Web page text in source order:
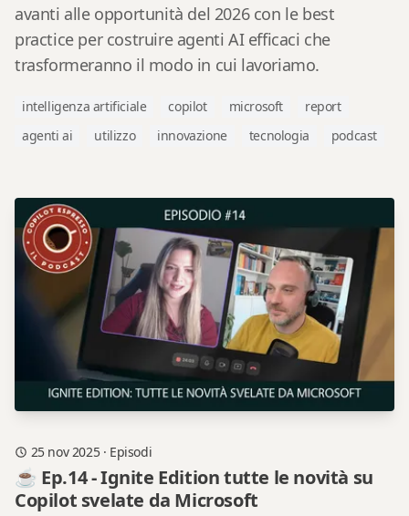
avanti alle opportunità del 2026 con le best
practice per costruire agenti AI efficaci che
trasformeranno il modo in cui lavoriamo.
intelligenza artificiale copilot microsoft
report
agenti ai
utilizzo innovazione tecnologia podcast
25 nov 2025· Episodi
☕ Ep.14 - Ignite Edition tutte le novità su
Copilot svelate da Microsoft